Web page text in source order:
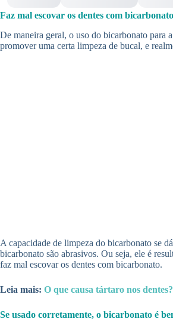
Faz mal escovar os dentes com
De maneira geral, o uso do bicarbonato para
promover uma certa limpeza de bucal, e
A capacidade de limpeza do bicarbonato se
bicarbonato são abrasivos. Ou seja, ele é
faz mal escovar os dentes com bicarbonato.
Leia mais: O que causa tártaro nos
Se usado corretamente, o bicarbonato é